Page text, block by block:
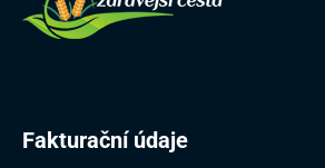
Fakturační údaje